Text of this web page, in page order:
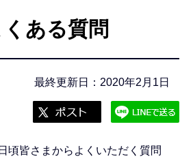
ある質問
最終更新日：2020年2月1日
頃皆さまからよくいただく質問